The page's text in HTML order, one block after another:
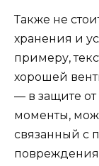
Также не
хранения и
примеру,
хорошей
— в защите от
моменты,
связанный с